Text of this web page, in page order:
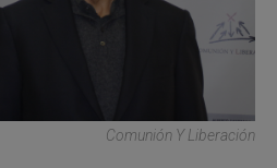
Comunión Y Liberación